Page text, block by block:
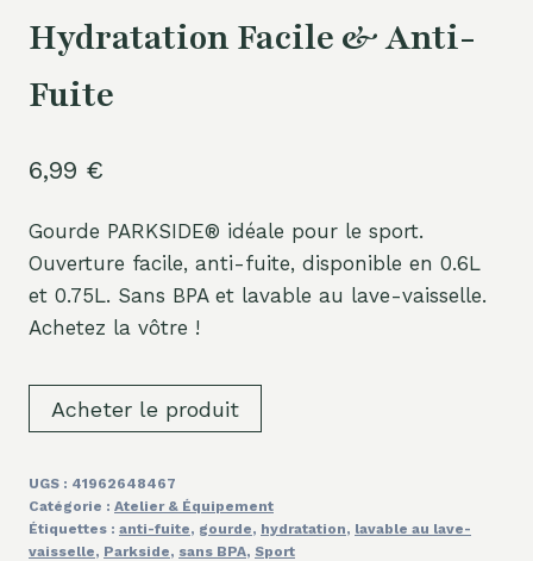
Hydratation Facile & Anti-
Fuite
6,99 €
Gourde PARKSIDE® idéale pour le sport.
Ouverture facile, anti-fuite, disponible en 0.6L
et 0.75L. Sans BPA et lavable au lave-vaisselle.
Achetez la vôtre !
Acheter le produit
UGS : 41962648467
Catégorie : Atelier & Équipement
Étiquettes : anti-fuite, gourde, hydratation, lavable au lave-
vaisselle, Parkside, sans BPA, Sport